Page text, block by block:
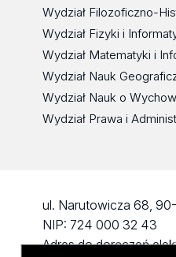
Wydział Filozoficzno-
Wydział Fizyki i
Wydział Matematyki i
Wydział Nauk
Wydział Nauk o
Wydział Prawa i
ul. Narutowicza 68,
NIP: 724 000 32 43
Adres do doręczeń